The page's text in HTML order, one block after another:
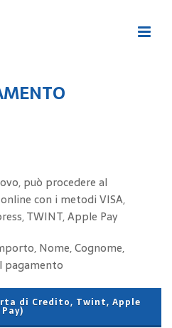
può procedere al
con i metodi VISA,
TWINT, Apple Pay
Nome, Cognome,
pagamento
di Credito, Twint, Apple
Pay)